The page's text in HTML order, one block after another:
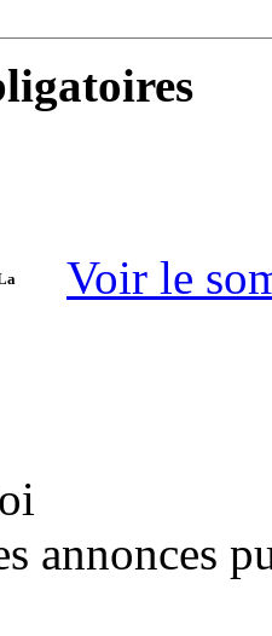
Voir le
annonces